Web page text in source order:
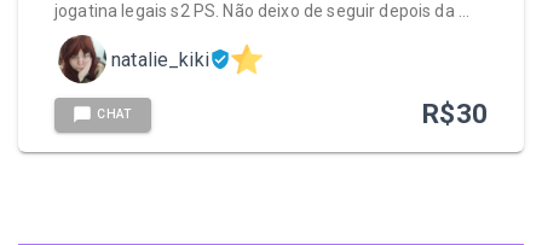
jogatina legais s2 PS. Não deixo de seguir depois da …
natalie_kiki
CHAT R$30